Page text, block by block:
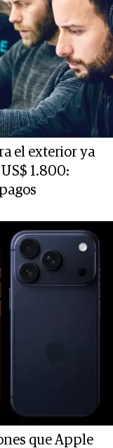
el exterior ya
1.800:
que Apple